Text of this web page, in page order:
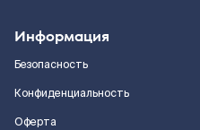
Информация
Безопасность
Конфиденциальность
Оферта